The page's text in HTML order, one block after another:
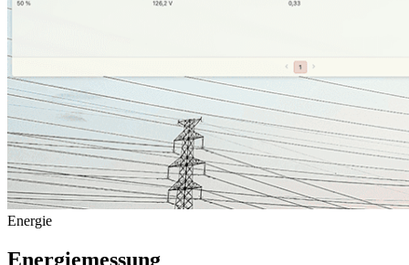
Energie
Energiemessung